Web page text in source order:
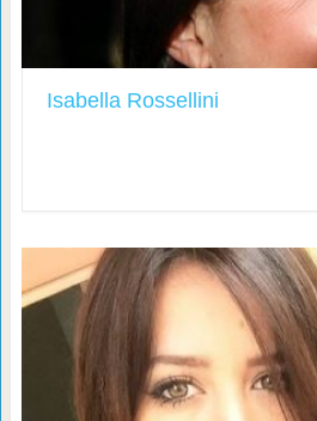
Isabella Rossellini